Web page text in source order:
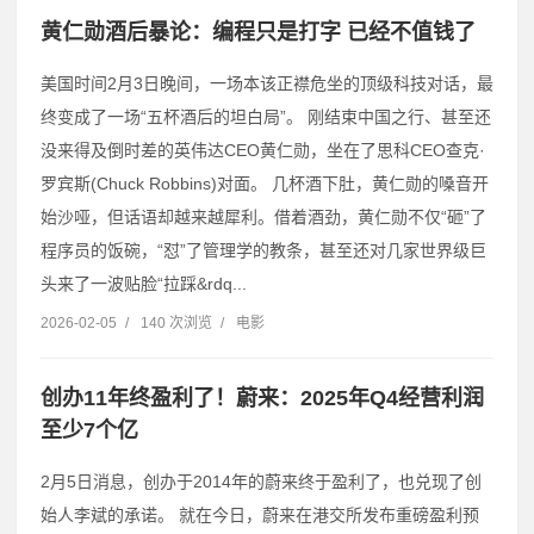
黄仁勋酒后暴论：编程只是打字 已经不值钱了
美国时间2月3日晚间，一场本该正襟危坐的顶级科技对话，最
终变成了一场“五杯酒后的坦白局”。 刚结束中国之行、甚至还
没来得及倒时差的英伟达CEO黄仁勋，坐在了思科CEO查克·
罗宾斯(Chuck Robbins)对面。 几杯酒下肚，黄仁勋的嗓音开
始沙哑，但话语却越来越犀利。借着酒劲，黄仁勋不仅“砸”了
程序员的饭碗，“怼”了管理学的教条，甚至还对几家世界级巨
头来了一波贴脸“拉踩&rdq...
2026-02-05 / 140 次浏览 / 电影
创办11年终盈利了！蔚来：2025年Q4经营利润
至少7个亿
2月5日消息，创办于2014年的蔚来终于盈利了，也兑现了创
始人李斌的承诺。 就在今日，蔚来在港交所发布重磅盈利预